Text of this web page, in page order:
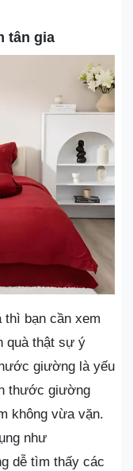
tân gia
thì bạn cần xem
quà thật sự ý
giường là yếu
thước giường
không vừa vặn.
như
dễ tìm thấy các